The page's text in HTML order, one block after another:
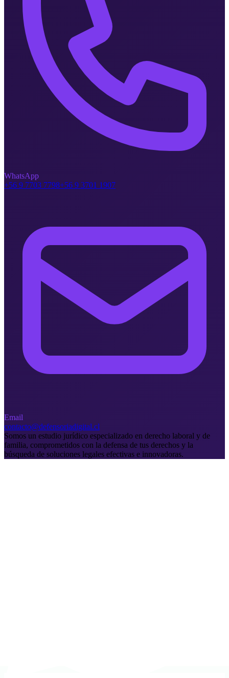
WhatsApp
+56 9 7703 7798+56 9 3701 1907
Email
contacto@defensoriadigital.cl
Somos un estudio jurídico especializado en derecho laboral y de
familia, comprometidos con la defensa de tus derechos y la
búsqueda de soluciones legales efectivas e innovadoras.